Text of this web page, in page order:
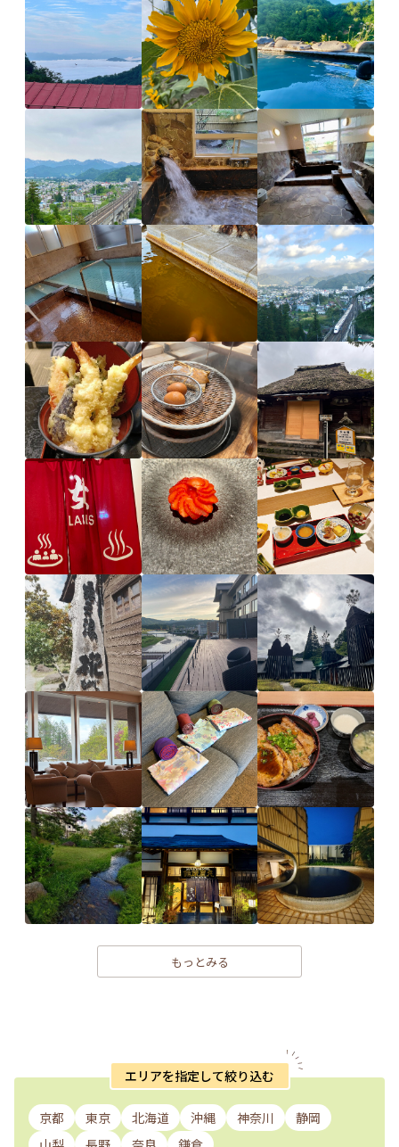
もっとみる
エリアを指定して絞り込む
京都 東京 北海道 沖縄 神奈川
静岡